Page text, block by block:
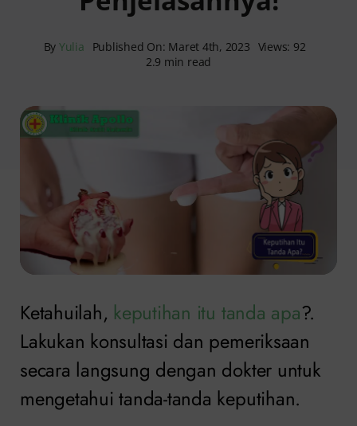
By Yulia Published On: Maret 4th, 2023 Views: 92
2.9 min read
Ketahuilah, keputihan itu tanda apa?.
Lakukan konsultasi dan pemeriksaan
secara langsung dengan dokter untuk
mengetahui tanda-tanda keputihan.